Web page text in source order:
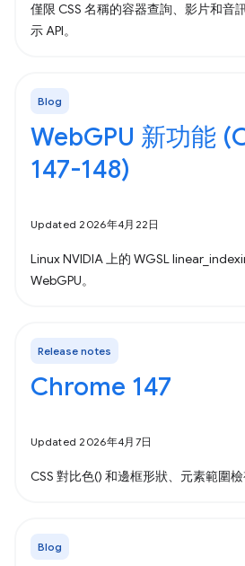
僅限 CSS 名稱的容器查詢、影片和音
示 API。
Blog
WebGPU 新功能
147-148)
Updated 2026年4月22日
Linux NVIDIA 上的 WGSL
WebGPU。
Release notes
Chrome 147
Updated 2026年4月7日
CSS 對比色() 和邊框形狀、元素範圍檢
Blog